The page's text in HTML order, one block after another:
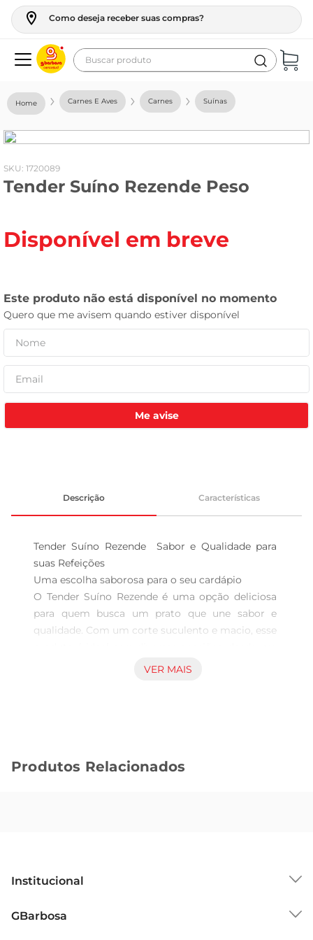
Como deseja receber suas compras?
Buscar produto
Carnes E Aves Carnes Suínas
: 1720089
Tender Suíno Rezende Peso
Disponível em breve
Me avise
Descrição Características
Tender Suíno Rezende  Sabor e Qualidade para
suas Refeições
Uma escolha saborosa para o seu cardápio
O Tender Suíno Rezende é uma opção deliciosa
para quem busca um prato que une sabor e
qualidade. Com um corte suculento e macio, esse
almoço em família até um jantar especial. Seu
grelhado ou na panela, ele se adapta a diferentes
Qualidade garantida
Tender Suíno Rezende é uma escolha que traz
VER MAIS
Produtos Relacionados
Institucional
Grupo Cencosud
GBarbosa
geladeira
fogao
café
frango
tv